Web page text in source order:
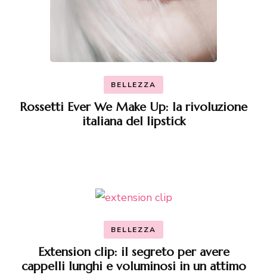
BELLEZZA
Rossetti Ever We Make Up: la rivoluzione
italiana del lipstick
BELLEZZA
Extension clip: il segreto per avere
cappelli lunghi e voluminosi in un attimo